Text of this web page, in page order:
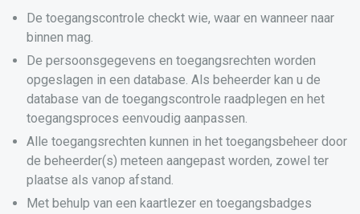
De toegangscontrole checkt wie, waar en wanneer naar
binnen mag.
De persoonsgegevens en toegangsrechten worden
opgeslagen in een database. Als beheerder kan u de
database van de toegangscontrole raadplegen en het
toegangsproces eenvoudig aanpassen.
Alle toegangsrechten kunnen in het toegangsbeheer door
de beheerder(s) meteen aangepast worden, zowel ter
plaatse als vanop afstand.
Met behulp van een kaartlezer en toegangsbadges